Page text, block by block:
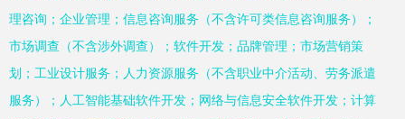
理咨询；企业管理；信息咨询服务（不含许可类信息咨询服务）；
市场调查（不含涉外调查）；软件开发；品牌管理；市场营销策
划；工业设计服务；人力资源服务（不含职业中介活动、劳务派遣
服务）；人工智能基础软件开发；网络与信息安全软件开发；计算